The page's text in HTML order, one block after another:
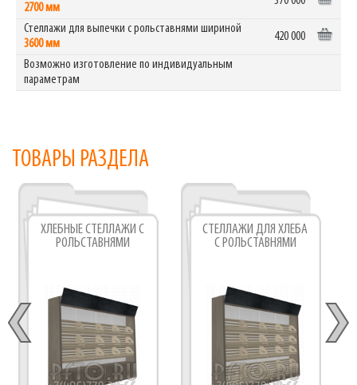
2700 мм
Стеллажи для выпечки с рольставнями шириной
3600 мм
420 000
Возможно изготовление по индивидуальным
параметрам
ТОВАРЫ РАЗДЕЛА
ХЛЕБНЫЕ СТЕЛЛАЖИ С
РОЛЬСТАВНЯМИ
СТЕЛЛАЖИ ДЛЯ ХЛЕБА
С РОЛЬСТАВНЯМИ